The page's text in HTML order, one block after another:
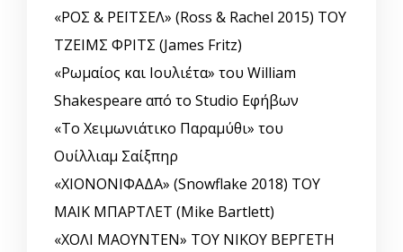
«ΡΟΣ & ΡΕΪΤΣΕΛ» (Ross & Rachel 2015) ΤΟΥ
ΤΖΕΙΜΣ ΦΡΙΤΣ (James Fritz)
«Ρωμαίος και Ιουλιέτα» του William
Shakespeare από το Studio Εφήβων
«Το Χειμωνιάτικο Παραμύθι» του
Ουίλλιαμ Σαίξπηρ
«ΧΙΟΝΟΝΙΦΑΔΑ» (Snowflake 2018) ΤΟΥ
ΜΑΙΚ ΜΠΑΡΤΛΕΤ (Mike Bartlett)
«ΧΟΛΙ ΜΑΟΥΝΤΕΝ» ΤΟΥ ΝΙΚΟΥ ΒΕΡΓΕΤΗ